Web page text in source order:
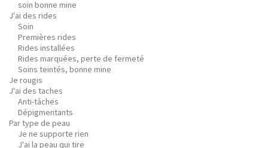
soin bonne mine
J'ai des rides
Soin
Premières rides
Rides installées
Rides marquées, perte de fermeté
Soins teintés, bonne mine
Je rougis
J'ai des taches
Anti-tâches
Dépigmentants
Par type de peau
Je ne supporte rien
J'ai la peau qui tire